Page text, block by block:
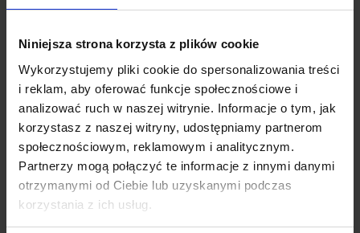
Niniejsza strona korzysta z plików cookie
Wykorzystujemy pliki cookie do spersonalizowania treści
i reklam, aby oferować funkcje społecznościowe i
analizować ruch w naszej witrynie. Informacje o tym, jak
korzystasz z naszej witryny, udostępniamy partnerom
społecznościowym, reklamowym i analitycznym.
Partnerzy mogą połączyć te informacje z innymi danymi
otrzymanymi od Ciebie lub uzyskanymi podczas
korzystania z ich usług.
przygotowujemy testy folii okiennych przeciwsłonecznych w celu
różnym przyciemnieniem, a po wyborze tej odpowiedniej
realizujemy zlecenie oklejania szyb na oknach pozostałych w
danym budynku.
Gwarancja na folie neutralne wynosi 10 lat w przypadku montażu
pionowego. W stosunku do tych okien (okna dachowe) gdzie folia
jest montowana po skosie gwarancja na folię jest udzielana na
okres 5 lat. Folie na okna tej serii znalazły zastosowanie na wielu
obiektach. Zapraszamy do naszej galerii.